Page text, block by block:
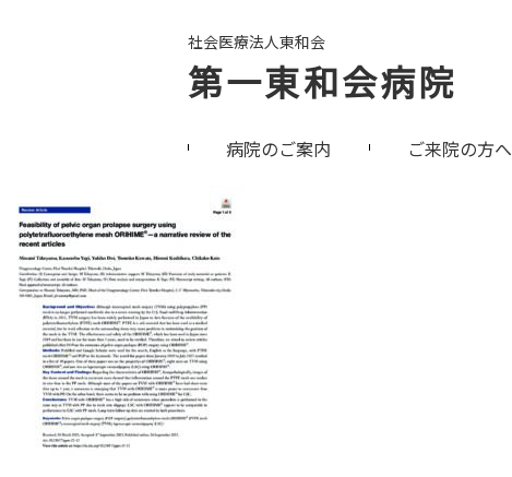
社会医療法人東和会
第一東和会病院
病院のご案内 ご来院の方へ